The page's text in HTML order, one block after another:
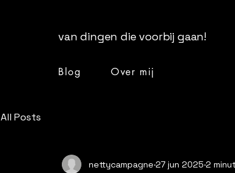
van dingen die voorbij gaan!
[ + ]
Blog Over mij
All Posts
nettycampagne 27 jun 2025 2